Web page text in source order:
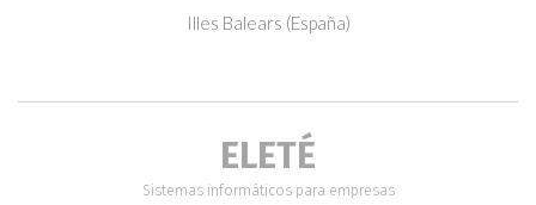
Illes Balears (España)
ELETÉ
Sistemas informáticos para empresas